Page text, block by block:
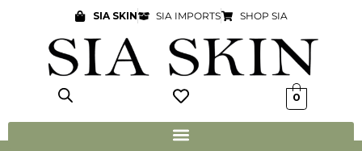
contenido
SIA SKIN SIA IMPORTS SHOP SIA
0